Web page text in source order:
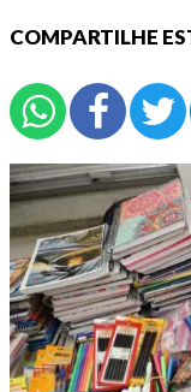
COMPARTILHE